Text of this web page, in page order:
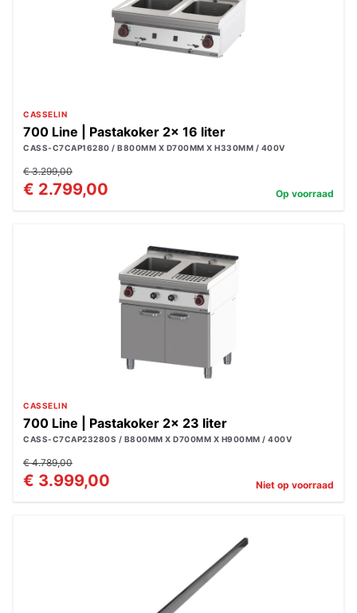
CASSELIN
700 Line | Pastakoker 2x 16 liter
CASS-C7CAP16280 / B800MM X D700MM X H330MM / 400V
€ 3.299,00
€ 2.799,00 Op voorraad
CASSELIN
700 Line | Pastakoker 2x 23 liter
CASS-C7CAP23280S / B800MM X D700MM X H900MM / 400V
€ 4.789,00
€ 3.999,00 Niet op voorraad